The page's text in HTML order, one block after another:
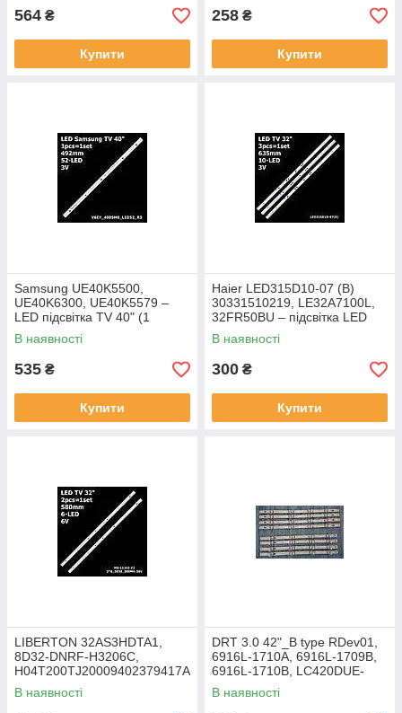
564 ₴
Купити
258 ₴
Купити
Samsung UE40K5500,
UE40K6300, UE40K5579 –
LED підсвітка TV 40" (1
планка)
В наявності
535 ₴
Купити
Haier LED315D10-07 (B)
30331510219, LE32A7100L,
32FR50BU – підсвітка LED
10-LED (635мм) для TV 32"
(3 шт.)
В наявності
300 ₴
Купити
LIBERTON 32AS3HDTA1,
8D32-DNRF-H3206C,
H04T200TJ20009402379417A
40C0, RF-BU320E30-0601S-
02 – підсвітка TV 32" 580мм
В наявності
DRT 3.0 42"_B type RDev01,
6916L-1710A, 6916L-1709B,
6916L-1710B, LC420DUE-
FGA3 – LED підсвітка LG TV
42" (8 шт.)
В наявності